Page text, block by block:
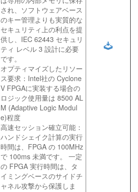
され、ソフトウェアベース
のキー管理よりも実質的な
セキュリティ上の利点を提
供し、IEC 62443 セキュリ
ティ レベル 3 設計に必要
です。
オプティマイズしたリソー
ス要求：Intel社の Cyclone
V FPGAに実装する場合の
ロジック使用量は 8500 AL
M (Adaptive Logic Modul
e)程度
高速セッション確立可能：
ハンドシェイク計算の実行
時間は、FPGA の 100MHz
で 100ms 未満です。 一定
の FPGA 実行時間は、タ
イミングベースのサイドチ
ャネル攻撃から保護しま